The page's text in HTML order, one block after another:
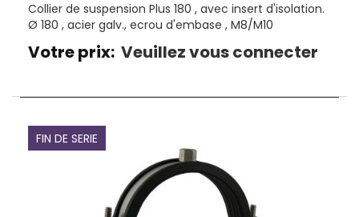
Collier de suspension Plus 180 , avec insert d'isolation.
Ø 180 , acier galv., ecrou d'embase , M8/M10
Votre prix: Veuillez vous connecter
FIN DE SERIE